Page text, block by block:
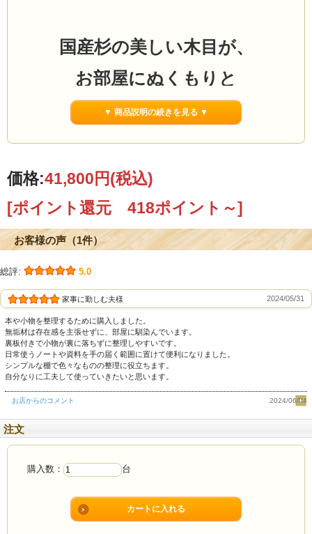
国産杉の美しい木目が、
お部屋にぬくもりと
上質感を添える
ロータイプの
杉の本棚「裏板付」
▼ 商品説明の続きを見る ▼
価格:41,800円(税込)
[ポイント還元 418ポイント～]
お客様の声（1件）
総評: 5.0
家事に勤しむ夫様 2024/05/31
本や小物を整理するために購入しました。
無垢材は存在感を主張せずに、部屋に馴染んでいます。
裏板付きで小物が裏に落ちずに整理しやすいです。
日常使うノートや資料を手の届く範囲に置けて便利になりました。
シンプルな棚で色々なものの整理に役立ちます。
自分なりに工夫して使っていきたいと思います。
お店からのコメント 2024/06/04
注文
購入数： 台